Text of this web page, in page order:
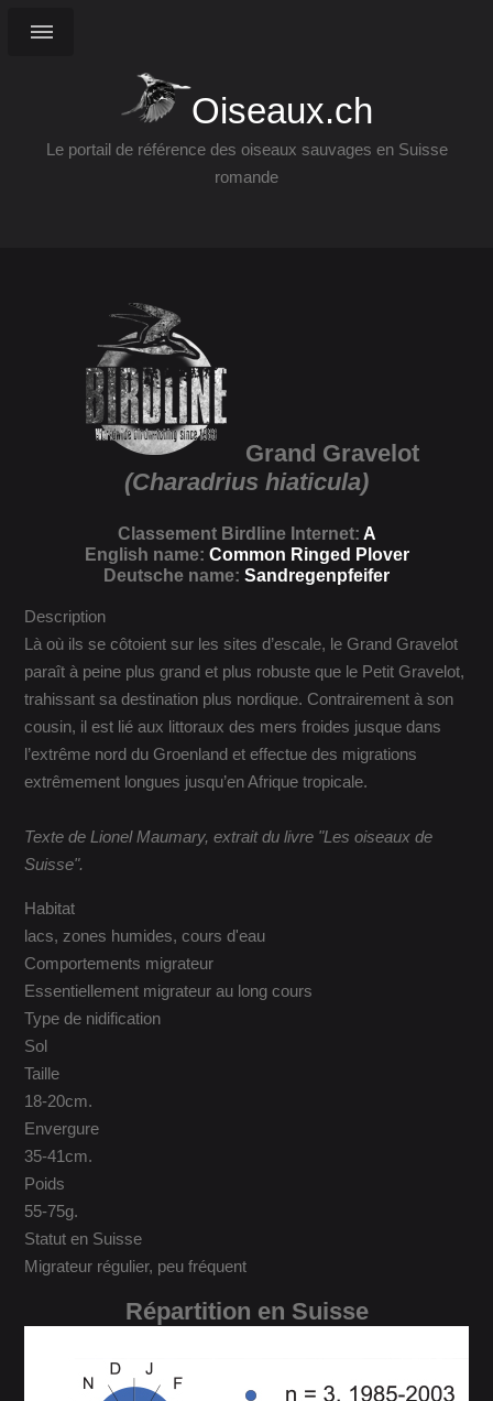
Oiseaux.ch
Le portail de référence des oiseaux sauvages en Suisse
romande
Grand Gravelot
(Charadrius hiaticula)
Classement Birdline Internet: A
English name: Common Ringed Plover
Deutsche name: Sandregenpfeifer
Description
Là où ils se côtoient sur les sites d’escale, le Grand Gravelot
paraît à peine plus grand et plus robuste que le Petit Gravelot,
trahissant sa destination plus nordique. Contrairement à son
cousin, il est lié aux littoraux des mers froides jusque dans
l’extrême nord du Groenland et effectue des migrations
extrêmement longues jusqu’en Afrique tropicale.
Texte de Lionel Maumary, extrait du livre "Les oiseaux de
Suisse".
Habitat
lacs, zones humides, cours d'eau
Comportements migrateur
Essentiellement migrateur au long cours
Type de nidification
Sol
Taille
18-20cm.
Envergure
35-41cm.
Poids
55-75g.
Statut en Suisse
Migrateur régulier, peu fréquent
Répartition en Suisse